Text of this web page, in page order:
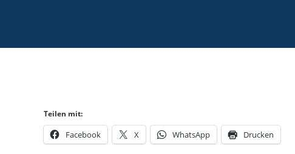
Teilen mit:
Facebook X WhatsApp Drucken